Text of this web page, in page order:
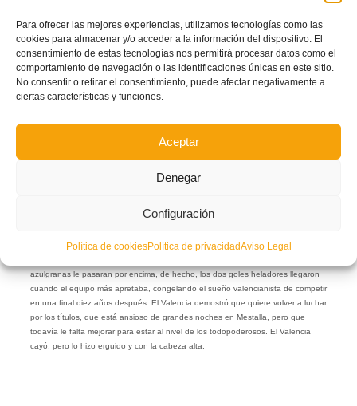
Para ofrecer las mejores experiencias, utilizamos tecnologías como las
cookies para almacenar y/o acceder a la información del dispositivo. El
consentimiento de estas tecnologías nos permitirá procesar datos como el
comportamiento de navegación o las identificaciones únicas en este sitio.
No consentir o retirar el consentimiento, puede afectar negativamente a
ciertas características y funciones.
Aceptar
Denegar
Configuración
Política de cookiesPolítica de privacidadAviso Legal
con la grada empujando en cada jugada, el equipo respondió sobre el césped.
título de Copa del Rey y ante un gigante como el FC Barcelona. El Valencia dio
azulgranas le pasaran por encima, de hecho, los dos goles heladores llegaron
cuando el equipo más apretaba, congelando el sueño valencianista de competir
en una final diez años después. El Valencia demostró que quiere volver a luchar
por los títulos, que está ansioso de grandes noches en Mestalla, pero que
todavía le falta mejorar para estar al nivel de los todopoderosos. El Valencia
cayó, pero lo hizo erguido y con la cabeza alta.